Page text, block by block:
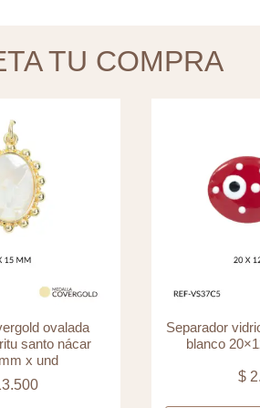
TU COMPRA
ovalada
santo nácar
x und
Separador
blanco
$